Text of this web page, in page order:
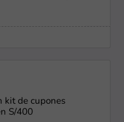
kit de cupones
S/400